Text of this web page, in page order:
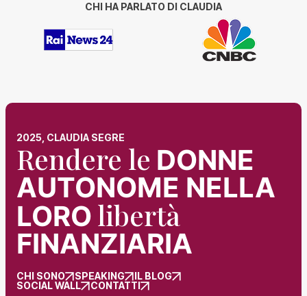
CHI HA PARLATO DI CLAUDIA
2025, CLAUDIA SEGRE
Rendere le DONNE
AUTONOME NELLA
LORO libertà
FINANZIARIA
CHI SONO SPEAKING
IL BLOG
SOCIAL WALL
CONTATTI